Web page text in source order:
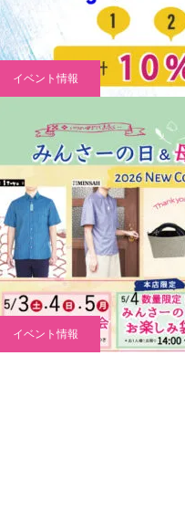
イベント情報
イベント情報